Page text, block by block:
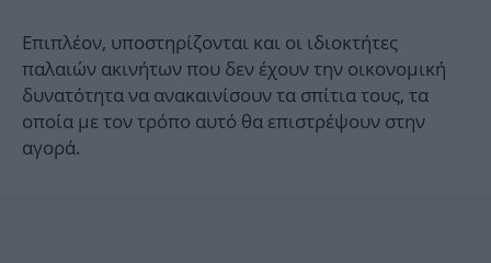
Επιπλέον, υποστηρίζονται και οι ιδιοκτήτες
παλαιών ακινήτων που δεν έχουν την οικονομική
δυνατότητα να ανακαινίσουν τα σπίτια τους, τα
οποία με τον τρόπο αυτό θα επιστρέψουν στην
αγορά.